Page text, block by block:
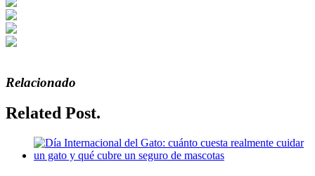
Relacionado
Related Post.